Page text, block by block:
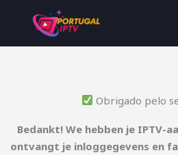
Obrigado pelo
Bedankt! We hebben je IPTV-
ontvangt je inloggegevens en